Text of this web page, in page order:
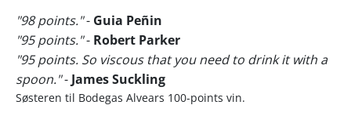
"98 points."- Guia Peñin
"95 points."- Robert Parker
"95 points. So viscous that you need to drink it with a
spoon."- James Suckling
Søsteren til Bodegas Alvears 100-points vin.